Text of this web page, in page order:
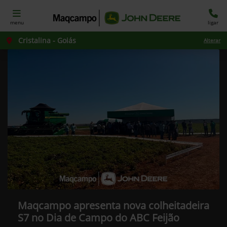
menu ligar
Cristalina - Goiás Alterar
Maqcampo apresenta nova colheitadeira
S7 no Dia de Campo do ABC Feijão